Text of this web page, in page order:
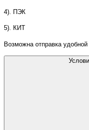
4). ПЭК
5). КИТ
Возможна отправка